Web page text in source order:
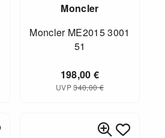
Moncler
Moncler ME2015 3001
51
198,00€
UVP340,00€